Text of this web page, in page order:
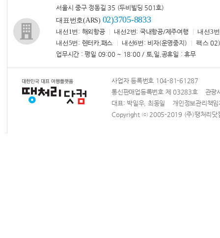
서울시 중구 정동길 35 (두비빌딩 501호)
대표번호(ARS) 02)3705-8833
내선1번 : 해외항공 내선2번: 국내항공/제주여행 내선3번
내선5번 : 렌터카,패스 내선6번 : 비자(운영중지) 팩스
업무시간 : 평일 09:00 ~ 18:00 / 토,일,공휴일 : 휴무
사업자 등록번호 104-81-61287
통신판매업등록번호 제 03283호 관광
대표: 박일우, 최동일 개인정보관리책
Copyright ⓒ 2005-2019 (주)땡처리닷